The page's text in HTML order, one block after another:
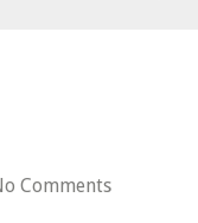
Comments